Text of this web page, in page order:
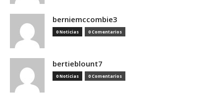
berniemccombie3
0 Noticias 0 Comentarios
bertieblount7
0 Noticias 0 Comentarios